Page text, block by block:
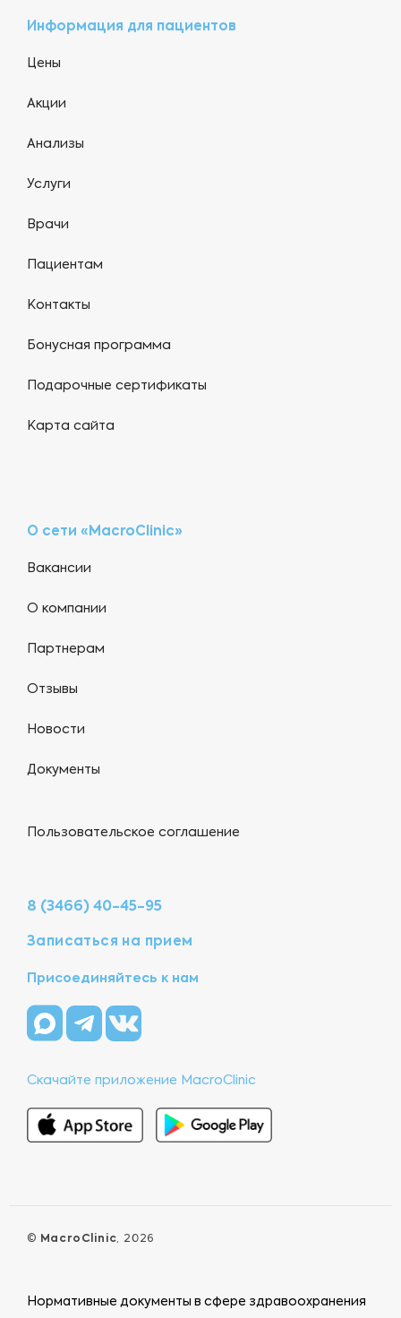
Информация для пациентов
Цены
Акции
Анализы
Услуги
Врачи
Пациентам
Контакты
Бонусная программа
Подарочные сертификаты
Карта сайта
О сети «MacroClinic»
Вакансии
О компании
Партнерам
Отзывы
Новости
Документы
Пользовательское соглашение
8 (3466) 40-45-95
Записаться на прием
Присоединяйтесь к нам
Скачайте приложение MacroClinic
© MacroClinic, 2026
Нормативные документы в сфере здравоохранения